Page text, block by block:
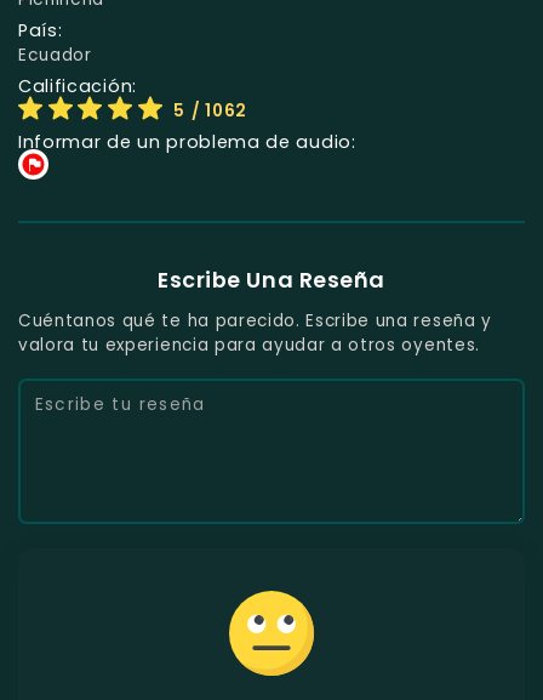
País:
Ecuador
Calificación:
5 / 1062
Informar de un problema de audio:
Escribe Una Reseña
Cuéntanos qué te ha parecido. Escribe una reseña y
valora tu experiencia para ayudar a otros oyentes.